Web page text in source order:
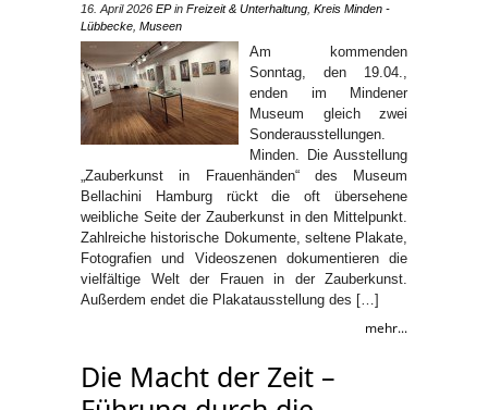
16. April 2026 EPin Freizeit & Unterhaltung Kreis Minden -
Lübbecke Museen
Am kommenden
Sonntag, den 19.04.,
enden im Mindener
Museum gleich zwei
Sonderausstellungen.
Minden. Die Ausstellung
„Zauberkunst in Frauenhänden“ des Museum
Bellachini Hamburg rückt die oft übersehene
weibliche Seite der Zauberkunst in den Mittelpunkt.
Zahlreiche historische Dokumente, seltene Plakate,
Fotografien und Videoszenen dokumentieren die
vielfältige Welt der Frauen in der Zauberkunst.
Außerdem endet die Plakatausstellung des […]
mehr...
Die Macht der Zeit –